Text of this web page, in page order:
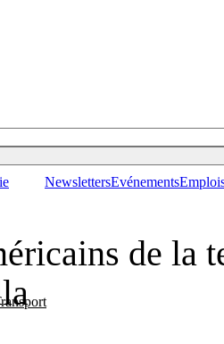
NewslettersEvénements
de la